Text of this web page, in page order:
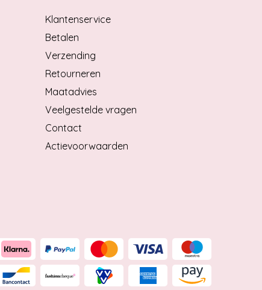
Klantenservice
Betalen
Verzending
Retourneren
Maatadvies
Veelgestelde vragen
Contact
Actievoorwaarden